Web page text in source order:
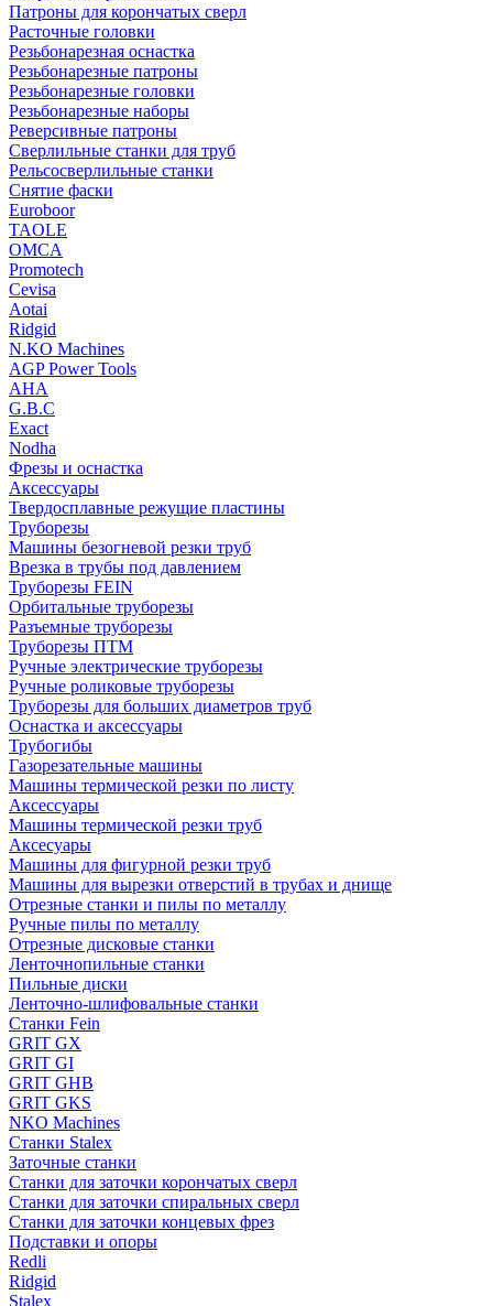
Патроны для корончатых сверл
Расточные головки
Резьбонарезная оснастка
Резьбонарезные патроны
Резьбонарезные головки
Резьбонарезные наборы
Реверсивные патроны
Сверлильные станки для труб
Рельсосверлильные станки
Снятие фаски
Euroboor
TAOLE
OMCA
Promotech
Cevisa
Aotai
Ridgid
N.KO Machines
AGP Power Tools
AHA
G.B.C
Exact
Nodha
Фрезы и оснастка
Аксессуары
Твердосплавные режущие пластины
Труборезы
Машины безогневой резки труб
Врезка в трубы под давлением
Труборезы FEIN
Орбитальные труборезы
Разъемные труборезы
Труборезы ПТМ
Ручные электрические труборезы
Ручные роликовые труборезы
Труборезы для больших диаметров труб
Оснастка и аксессуары
Трубогибы
Газорезательные машины
Машины термической резки по листу
Аксессуары
Машины термической резки труб
Аксесуары
Машины для фигурной резки труб
Машины для вырезки отверстий в трубах и днище
Отрезные станки и пилы по металлу
Ручные пилы по металлу
Отрезные дисковые станки
Ленточнопильные станки
Пильные диски
Ленточно-шлифовальные станки
Станки Fein
GRIT GX
GRIT GI
GRIT GHB
GRIT GKS
NKO Machines
Станки Stalex
Заточные станки
Станки для заточки корончатых сверл
Станки для заточки спиральных сверл
Станки для заточки концевых фрез
Подставки и опоры
Redli
Ridgid
Stalex